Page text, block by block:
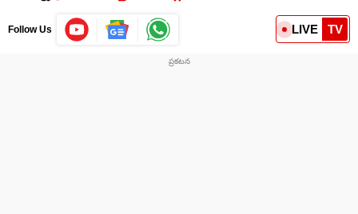
Follow Us LIVE TV